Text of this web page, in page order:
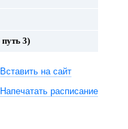
3)
Вставить на сайт
Напечатать расписание